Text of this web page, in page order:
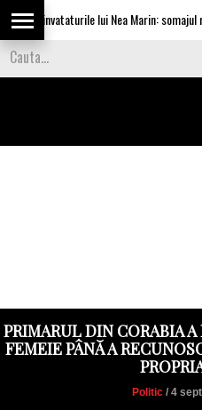
invataturile lui Nea Marin: somajul
PRIMARUL DIN CORABIA
FEMEIE PÂNĂ A
Politic / 4